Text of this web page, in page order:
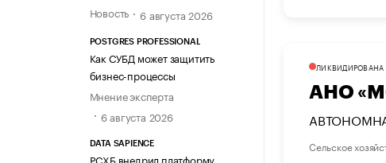
Новость
6 августа 2026
POSTGRES PROFESSIONAL
Как СУБД может защитить
бизнес-процессы
Мнение эксперта
6 августа 2026
DATA SAPIENCE
РСХБ внедрил платформу
ЛИКВИДИРОВАНА
АНО
Сельское